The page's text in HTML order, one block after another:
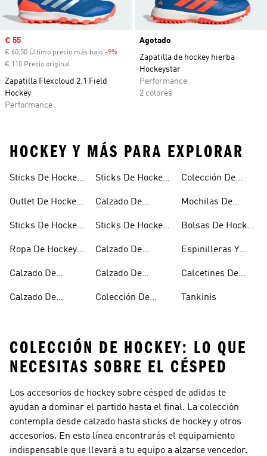
Precio de venta
€ 55
€ 60,50 Último precio más bajo -9% Descuento
€ 110 Precio original
Zapatilla Flexcloud 2.1 Field
Hockey
Performance
Agotado
Zapatilla de hockey hierba
Hockeystar
Performance
2 colores
HOCKEY Y MÁS PARA EXPLORAR
Sticks De Hockey
Performance
Outlet De Hockey
Sticks De Hockey
Ropa De Hockey
Calzado De
Calzado De
Con Cordones
Sticks De Hockey
Calzado De
Para Hombre
Sticks De Hockey
Calzado De
Infantil
Calzado De
Para Mujer
Colección De
Para Hombre
Colección De
Para Mujer
Mochilas De
Bolsas De Hockey
Espinilleras Y
Hockey Hierba
Calcetines De
Tankinis
COLECCIÓN DE HOCKEY: LO QUE
NECESITAS SOBRE EL CÉSPED
Los accesorios de hockey sobre césped de adidas te
ayudan a dominar el partido hasta el final. La colección
contempla desde calzado hasta sticks de hockey y otros
accesorios. En esta línea encontrarás el equipamiento
indispensable que llevará a tu equipo a alzarse vencedor.